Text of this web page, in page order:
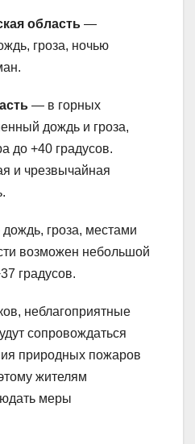
область —
гроза, ночью
— в горных
дождь и гроза,
до +40 градусов.
и чрезвычайная
гроза, местами
возможен небольшой
градусов.
неблагоприятные
сопровождаться
природных пожаров
жителям
меры